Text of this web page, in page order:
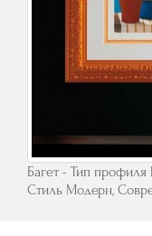
Багет - Тип
Стиль Модерн,